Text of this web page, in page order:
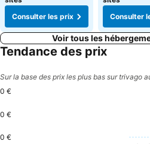
Consulter les prix
Consulter
Voir tous les
Tendance des prix
Sur la base des prix les plus bas sur trivago
0 €
0 €
0 €